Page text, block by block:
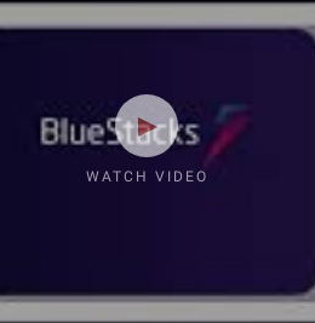
WATCH VIDEO